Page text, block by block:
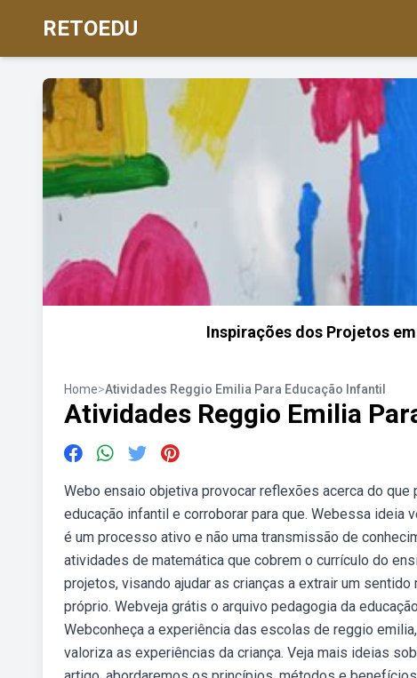
RETOEDU
Inspirações dos Projetos
Home>Atividades Reggio Emilia Para Educação Infantil
Atividades Reggio Emilia
Webo ensaio objetiva provocar reflexões acerca do
educação infantil e corroborar para que. Webessa ideia
é um processo ativo e não uma transmissão de
atividades de matemática que cobrem o currículo do
projetos, visando ajudar as crianças a extrair um
próprio. Webveja grátis o arquivo pedagogia da
Webconheça a experiência das escolas de reggio
valoriza as experiências da criança. Veja mais ideias